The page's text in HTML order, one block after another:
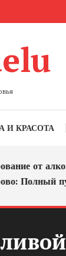
И КРАСОТА
от
Полный